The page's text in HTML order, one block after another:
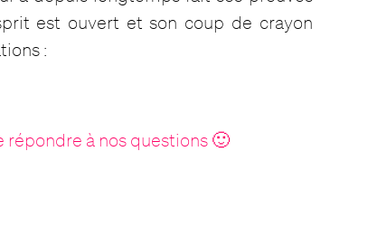
est ouvert et son coup de crayon
:
à nos questions 🙂